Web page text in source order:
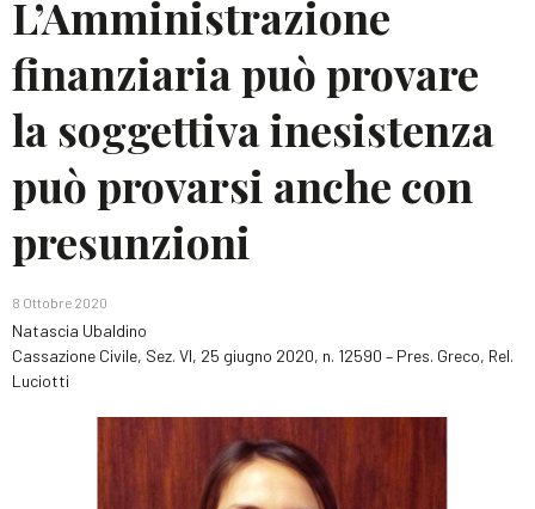
L’Amministrazione
finanziaria può provare
la soggettiva inesistenza
può provarsi anche con
presunzioni
8 Ottobre 2020
Natascia Ubaldino
Cassazione Civile, Sez. VI, 25 giugno 2020, n. 12590 – Pres. Greco, Rel.
Luciotti